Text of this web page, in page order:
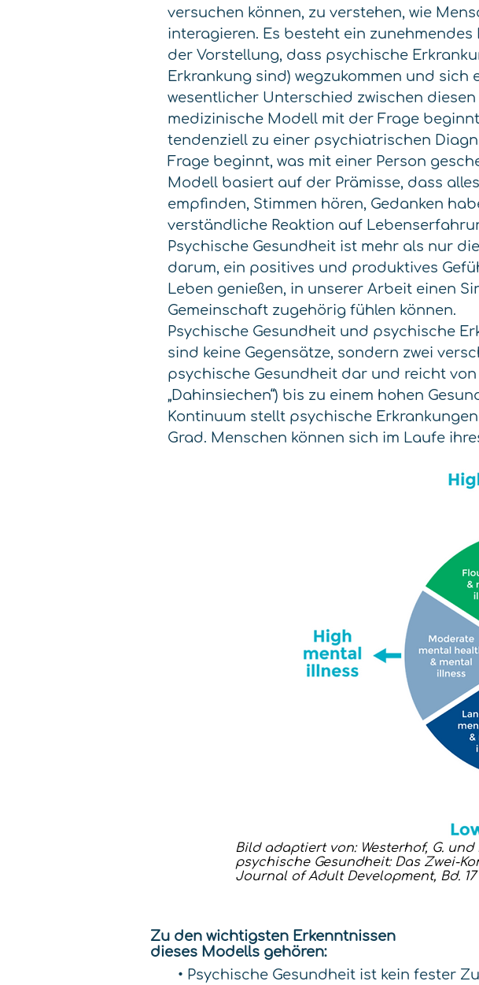
versuchen können, zu verstehen, wie
interagieren. Es besteht ein zunehmendes
der Vorstellung, dass psychische
Erkrankung sind) wegzukommen und
wesentlicher Unterschied zwischen
medizinische Modell mit der Frage
tendenziell zu einer psychiatrischen
Frage beginnt, was mit einer Person
Modell basiert auf der Prämisse, dass
empfinden, Stimmen hören, Gedanken
verständliche Reaktion auf
Psychische Gesundheit ist mehr als nur
darum, ein positives und produktives
Leben genießen, in unserer Arbeit einen
Gemeinschaft zugehörig fühlen können.
Psychische Gesundheit und psychische
sind keine Gegensätze, sondern zwei
psychische Gesundheit dar und reicht
„Dahinsiechen“) bis zu einem hohen
Kontinuum stellt psychische
Grad. Menschen können sich im Laufe
Bild adaptiert von: Westerhof, G. und
psychische Gesundheit: Das Zwei-
Journal of Adult Development, Bd. 17
Zu den wichtigsten Erkenntnissen
dieses Modells gehören:
• Psychische Gesundheit ist kein fester